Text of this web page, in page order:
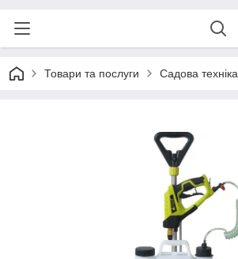
Товари та послуги Садова техніка